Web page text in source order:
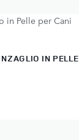
IN PELLE